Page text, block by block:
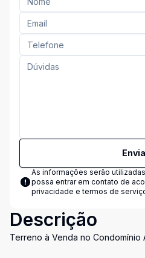
As informações serão
possa entrar em contato de
privacidade e termos de
Descrição
Terreno à Venda no Condomínio